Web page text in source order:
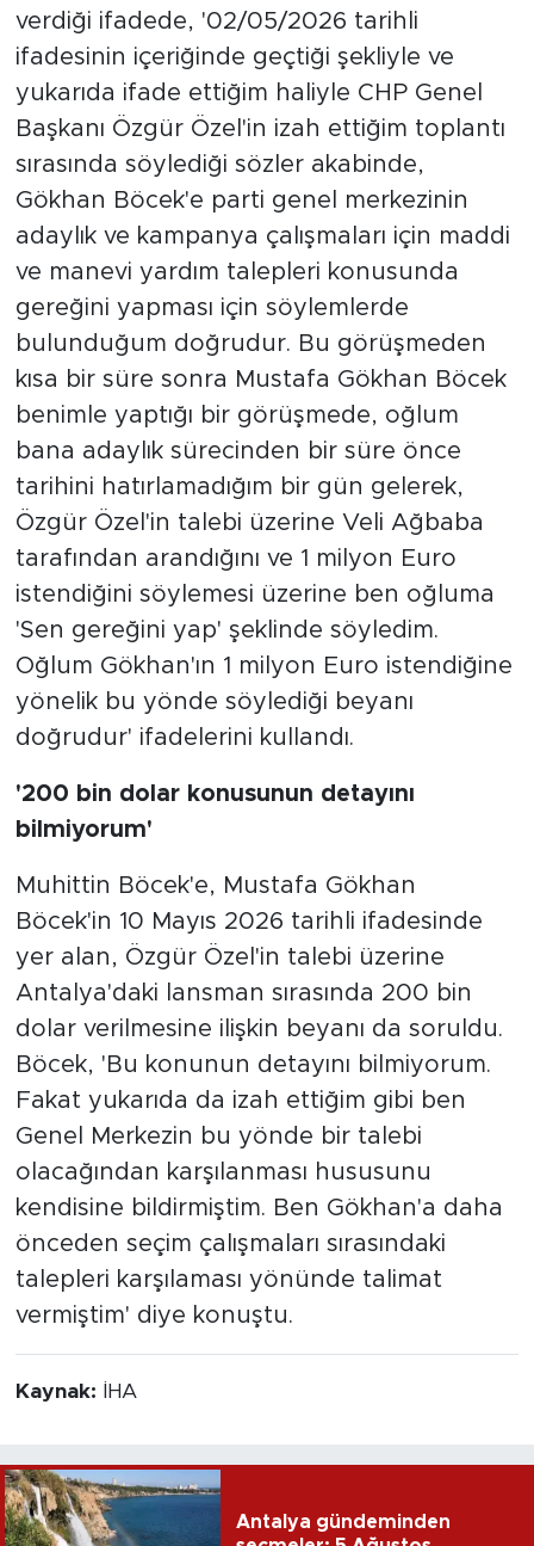
verdiği ifadede, '02/05/2026 tarihli
ifadesinin içeriğinde geçtiği şekliyle ve
yukarıda ifade ettiğim haliyle CHP Genel
Başkanı Özgür Özel'in izah ettiğim toplantı
sırasında söylediği sözler akabinde,
Gökhan Böcek'e parti genel merkezinin
adaylık ve kampanya çalışmaları için maddi
ve manevi yardım talepleri konusunda
gereğini yapması için söylemlerde
bulunduğum doğrudur. Bu görüşmeden
kısa bir süre sonra Mustafa Gökhan Böcek
benimle yaptığı bir görüşmede, oğlum
bana adaylık sürecinden bir süre önce
tarihini hatırlamadığım bir gün gelerek,
Özgür Özel'in talebi üzerine Veli Ağbaba
tarafından arandığını ve 1 milyon Euro
istendiğini söylemesi üzerine ben oğluma
'Sen gereğini yap' şeklinde söyledim.
Oğlum Gökhan'ın 1 milyon Euro istendiğine
yönelik bu yönde söylediği beyanı
doğrudur' ifadelerini kullandı.
'200 bin dolar konusunun detayını
bilmiyorum'
Muhittin Böcek'e, Mustafa Gökhan
Böcek'in 10 Mayıs 2026 tarihli ifadesinde
yer alan, Özgür Özel'in talebi üzerine
Antalya'daki lansman sırasında 200 bin
dolar verilmesine ilişkin beyanı da soruldu.
Böcek, 'Bu konunun detayını bilmiyorum.
Fakat yukarıda da izah ettiğim gibi ben
Genel Merkezin bu yönde bir talebi
olacağından karşılanması hususunu
kendisine bildirmiştim. Ben Gökhan'a daha
önceden seçim çalışmaları sırasındaki
talepleri karşılaması yönünde talimat
vermiştim' diye konuştu.
Kaynak: İHA
Antalya gündeminden